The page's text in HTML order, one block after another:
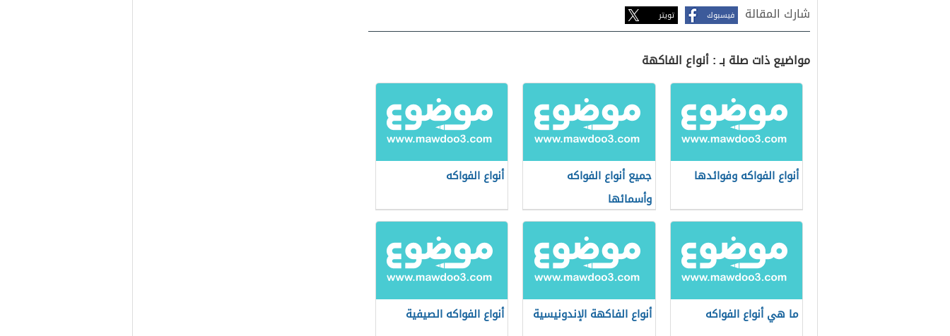
شارك المقالة فيسبوك تويتر
مواضيع ذات صلة بـ : أنواع الفاكهة
أنواع الفواكه وفوائدها
جميع أنواع الفواكه
وأسمائها
أنواع الفواكه
ما هي أنواع الفواكه أنواع الفاكهة الإندونيسية أنواع الفواكه الصيفية